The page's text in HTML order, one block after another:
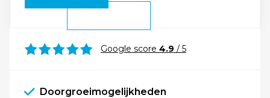
Google score 4.9 / 5
Doorgroeimogelijkheden